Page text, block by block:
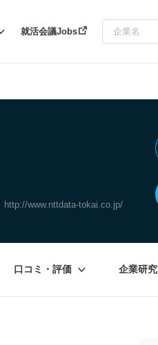
就活会議Jobs
http://www.nttdata-tokai.co.jp/
口コミ・評価 企業研究